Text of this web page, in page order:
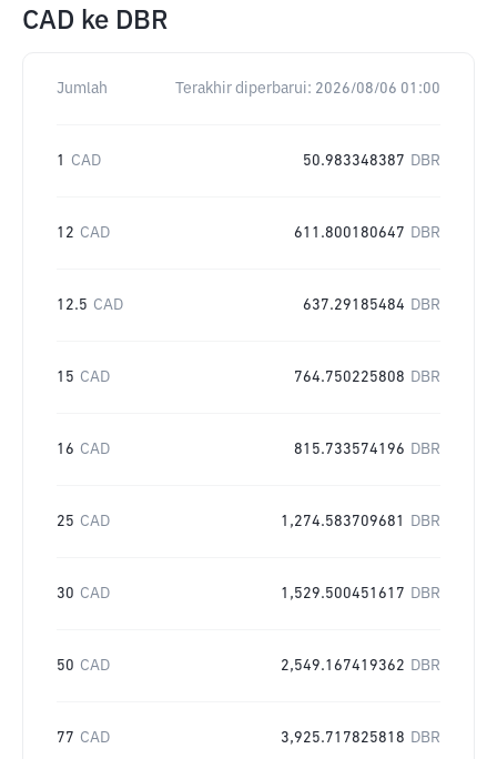
CAD ke DBR
Jumlah Terakhir diperbarui: 2026/08/06 01:00
1 CAD 50.983348387 DBR
12 CAD 611.800180647 DBR
12.5 CAD 637.29185484 DBR
15 CAD 764.750225808 DBR
16 CAD 815.733574196 DBR
25 CAD 1,274.583709681 DBR
30 CAD 1,529.500451617 DBR
50 CAD 2,549.167419362 DBR
77 CAD 3,925.717825818 DBR